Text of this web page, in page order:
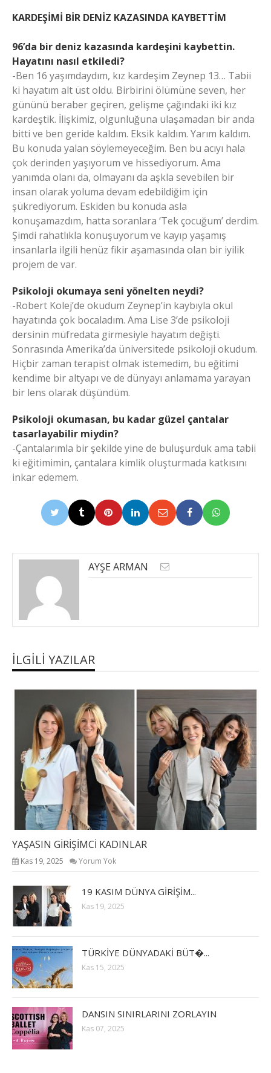
KARDEŞİMİ BİR DENİZ KAZASINDA KAYBETTİM
96’da bir deniz kazasında kardeşini kaybettin.
Hayatını nasıl etkiledi?
-Ben 16 yaşımdaydım, kız kardeşim Zeynep 13… Tabii
ki hayatım alt üst oldu. Birbirini ölümüne seven, her
gününü beraber geçiren, gelişme çağındaki iki kız
kardeştik. İlişkimiz, olgunluğuna ulaşamadan bir anda
bitti ve ben geride kaldım. Eksik kaldım. Yarım kaldım.
Bu konuda yalan söylemeyeceğim. Ben bu acıyı hala
çok derinden yaşıyorum ve hissediyorum. Ama
yanımda olanı da, olmayanı da aşkla sevebilen bir
insan olarak yoluma devam edebildiğim için
şükrediyorum. Eskiden bu konuda asla
konuşamazdım, hatta soranlara ‘Tek çocuğum’ derdim.
Şimdi rahatlıkla konuşuyorum ve kayıp yaşamış
insanlarla ilgili henüz fikir aşamasında olan bir iyilik
projem de var.
Psikoloji okumaya seni yönelten neydi?
-Robert Kolej’de okudum Zeynep’in kaybıyla okul
hayatında çok bocaladım. Ama Lise 3’de psikoloji
dersinin müfredata girmesiyle hayatım değişti.
Sonrasında Amerika’da üniversitede psikoloji okudum.
Hiçbir zaman terapist olmak istemedim, bu eğitimi
kendime bir altyapı ve de dünyayı anlamama yarayan
bir lens olarak düşündüm.
Psikoloji okumasan, bu kadar güzel çantalar
tasarlayabilir miydin?
-Çantalarımla bir şekilde yine de buluşurduk ama tabii
ki eğitimimin, çantalara kimlik oluşturmada katkısını
inkar edemem.
AYŞE ARMAN
İLGILI YAZILAR
YAŞASIN GİRİŞİMCİ KADINLAR
Kas 19, 2025 Yorum Yok
19 KASIM DÜNYA GİRİŞİM...
Kas 19, 2025
TÜRKİYE DÜNYADAKİ BÜT�...
Kas 15, 2025
DANSIN SINIRLARINI ZORLAYIN
Kas 07, 2025